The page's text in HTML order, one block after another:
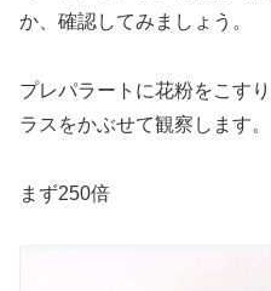
か、確認してみましょう。
プレパラートに花粉をこす
ラスをかぶせて観察します。
まず250倍